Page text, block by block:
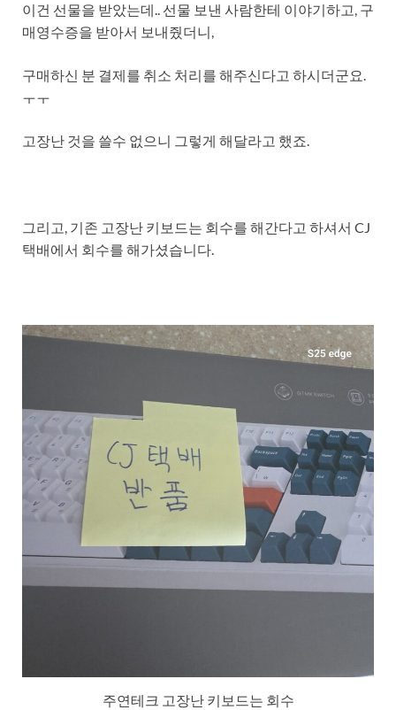
이건 선물을 받았는데.. 선물 보낸 사람한테 이야기하고, 구
매영수증을 받아서 보내줬더니,
구매하신 분 결제를 취소 처리를 해주신다고 하시더군요.
ㅜㅜ
고장난 것을 쓸수 없으니 그렇게 해달라고 했죠.
그리고, 기존 고장난 키보드는 회수를 해간다고 하셔서 CJ
택배에서 회수를 해가셨습니다.
주연테크 고장난 키보드는 회수